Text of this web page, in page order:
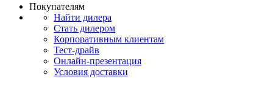
Покупателям
Найти дилера
Стать дилером
Корпоративным клиентам
Тест-драйв
Онлайн-презентация
Условия доставки